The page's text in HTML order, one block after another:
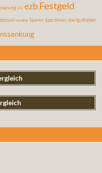
EU ezbFestgeld
rendite Sparen Sparzinsen startguthaben